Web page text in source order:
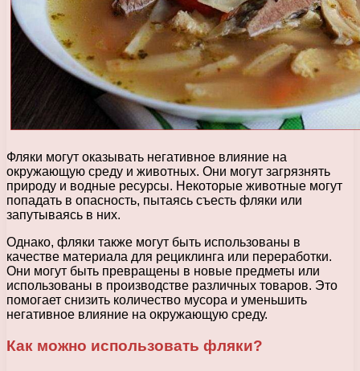
Фляки могут оказывать негативное влияние на
окружающую среду и животных. Они могут загрязнять
природу и водные ресурсы. Некоторые животные могут
попадать в опасность, пытаясь съесть фляки или
запутываясь в них.
Однако, фляки также могут быть использованы в
качестве материала для рециклинга или переработки.
Они могут быть превращены в новые предметы или
использованы в производстве различных товаров. Это
помогает снизить количество мусора и уменьшить
негативное влияние на окружающую среду.
Как можно использовать фляки?